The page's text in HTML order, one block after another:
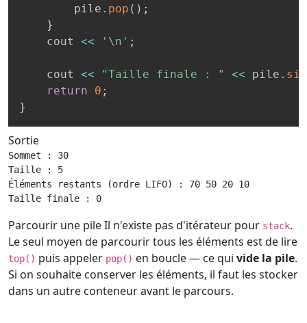
        pile
. pop ( ) ;
}
    cout
<< '\n' ;
    cout
<< "Taille finale : " << pile .
return
0 ;
}
Sortie
Sommet : 30
Taille : 5
Éléments restants (ordre LIFO) : 70 50 20 10
Taille finale : 0
Parcourir une pileIl n'existe pas d'itérateur pour stack.
Le seul moyen de parcourir tous les éléments est de lire
top() puis appeler pop() en boucle — ce qui vide la pile.
Si on souhaite conserver les éléments, il faut les stocker
dans un autre conteneur avant le parcours.